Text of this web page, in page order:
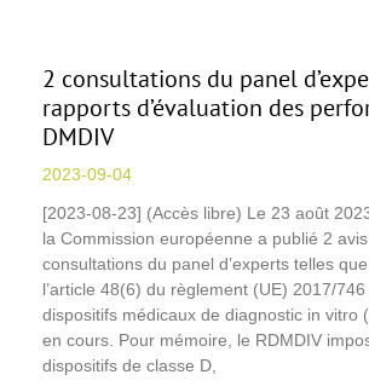
2 consultations du panel
rapports d’évaluation des
DMDIV
2023-09-04
[2023-08-23] (Accès libre) Le 23 août
la Commission européenne a publié 2
consultations du panel d’experts telles
l’article 48(6) du règlement (UE) 2017/
dispositifs médicaux de diagnostic in vitro
en cours. Pour mémoire, le RDMDIV
dispositifs de classe D,